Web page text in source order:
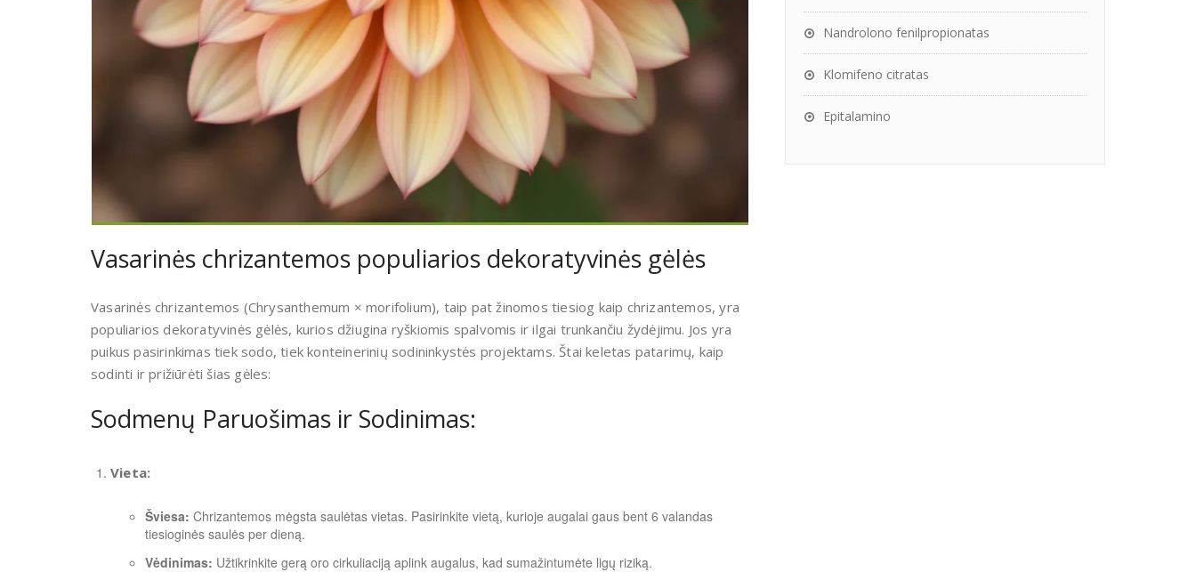
Vasarinės chrizantemos populiarios dekoratyvinės gėlės
Vasarinės chrizantemos (Chrysanthemum × morifolium), taip pat žinomos tiesiog kaip chrizantemos, yra
populiarios dekoratyvinės gėlės, kurios džiugina ryškiomis spalvomis ir ilgai trunkančiu žydėjimu. Jos yra
puikus pasirinkimas tiek sodo, tiek konteinerinių sodininkystės projektams. Štai keletas patarimų, kaip
sodinti ir prižiūrėti šias gėles:
Sodmenų Paruošimas ir Sodinimas:
Vieta:
Šviesa: Chrizantemos mėgsta saulėtas vietas. Pasirinkite vietą, kurioje augalai gaus bent 6 valandas
tiesioginės saulės per dieną.
Vėdinimas: Užtikrinkite gerą oro cirkuliaciją aplink augalus, kad sumažintumėte ligų riziką.
Nandrolono fenilpropionatas
Klomifeno citratas
Epitalamino